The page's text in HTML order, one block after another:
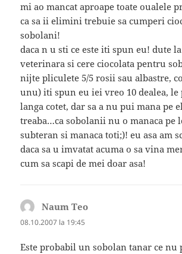
mi ao mancat aproape toate oualele
ca sa ii elimini trebuie sa cumperi
sobolani!
daca n u sti ce este iti spun eu! dute
veterinara si cere ciocolata pentru
nijte pliculete 5/5 rosii sau albastre,
unu) iti spun eu iei vreo 10 dealea, le
langa cotet, dar sa a nu pui mana pe
treaba…ca sobolanii nu o manaca pe
subteran si manaca toti;)! eu asa am
daca sa u imvatat acuma o sa vina
cum sa scapi de mei doar asa!
Naum Teo
08.10.2007 la 19:45
Este probabil un sobolan tanar ce nu